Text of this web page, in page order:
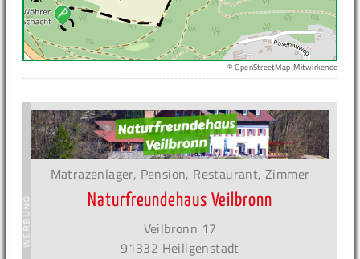
© OpenStreetMap-Mitwirkende
Matrazenlager, Pension, Restaurant, Zimmer
Naturfreundehaus Veilbronn
Veilbronn 17
91332 Heiligenstadt